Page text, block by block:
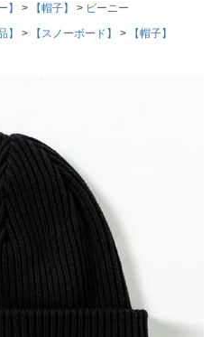
】 【帽子】
ビーニー
】 【スノーボード】 【帽子】